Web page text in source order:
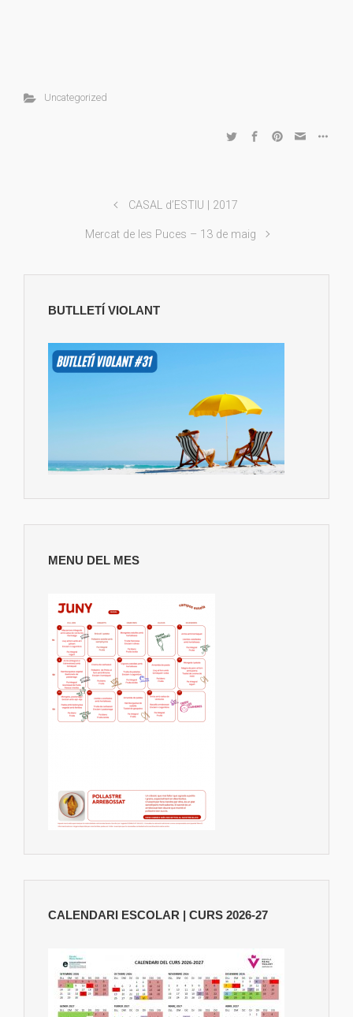
Uncategorized
CASAL d’ESTIU | 2017
Mercat de les Puces – 13 de maig
BUTLLETÍ VIOLANT
MENU DEL MES
CALENDARI ESCOLAR | CURS 2026-27